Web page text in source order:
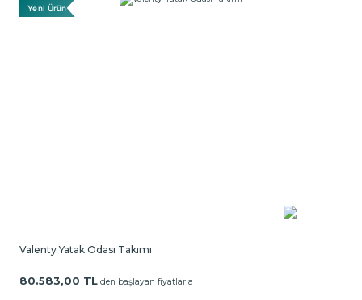
Yeni Ürün
Valenty Yatak Odası Takımı
80.583,00 TL'den başlayan fiyatlarla